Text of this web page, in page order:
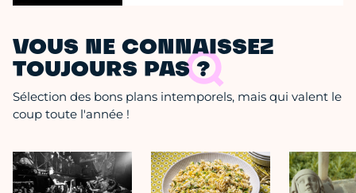
VOUS NE CONNAISSEZ
TOUJOURS PAS ?
Sélection des bons plans intemporels, mais qui valent le
coup toute l'année !